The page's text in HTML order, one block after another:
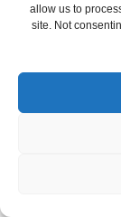
allow us to
site. Not
The discussion
Arab Spring. In
term
negative
used to
certainly